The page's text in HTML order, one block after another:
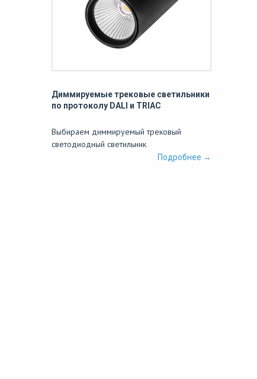
Диммируемые трековые светильники
по протоколу DALI и TRIAC
Выбираем диммируемый трековый
светодиодный светильник
Подробнее →